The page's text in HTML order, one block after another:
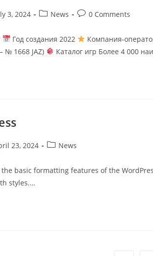
3, 2024 News 0 Comments
Год создания 2022 Компания-
№ 1668 JAZ)
Каталог игр Более 4 000
23, 2024 News
basic formatting features of the
styles.…